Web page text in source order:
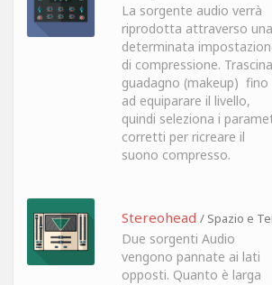
La sorgente audio verrà
riprodotta attraverso una
determinata
di compressione.
guadagno (makeup) fino
ad equiparare il livello,
quindi seleziona i
corretti per ricreare il
suono compresso.
Stereohead / Spazio e
Due sorgenti Audio
vengono pannate ai lati
opposti. Quanto è larga